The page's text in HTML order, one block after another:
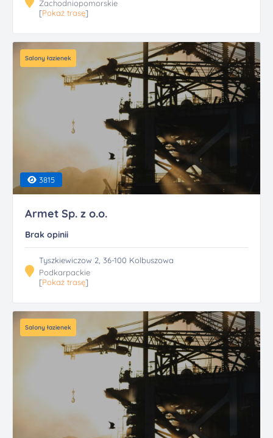
Zachodniopomorskie
[Pokaż trasę]
Salony łazienek
3815
Armet Sp. z o.o.
Brak opinii
Tyszkiewiczow 2, 36-100 Kolbuszowa
Podkarpackie
[Pokaż trasę]
Salony łazienek